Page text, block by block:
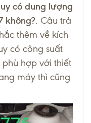
có dung lượng
không?. Câu trả
thêm về kích
có công suất
hợp với thiết
máy thì cũng